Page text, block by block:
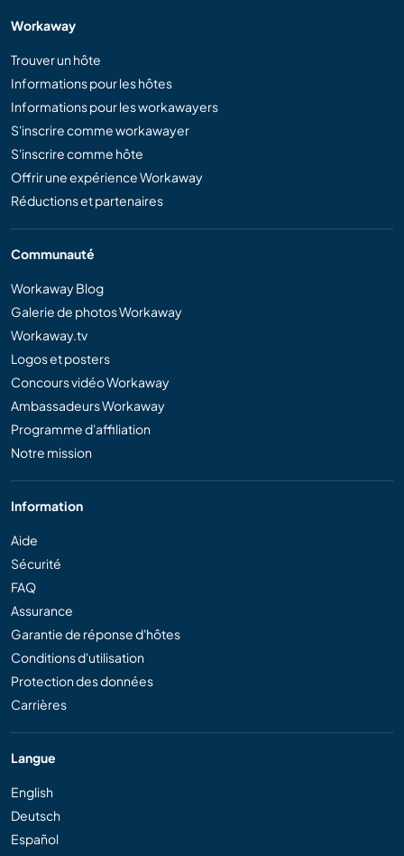
Workaway
Trouver un hôte
Informations pour les hôtes
Informations pour les workawayers
S'inscrire comme workawayer
S'inscrire comme hôte
Offrir une expérience Workaway
Réductions et partenaires
Communauté
Workaway Blog
Galerie de photos Workaway
Workaway.tv
Logos et posters
Concours vidéo Workaway
Ambassadeurs Workaway
Programme d'affiliation
Notre mission
Information
Aide
Sécurité
FAQ
Assurance
Garantie de réponse d'hôtes
Conditions d'utilisation
Protection des données
Carrières
Langue
English
Deutsch
Español